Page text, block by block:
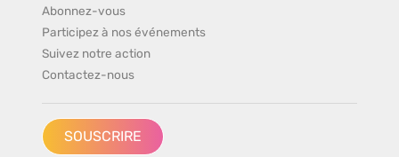
Abonnez-vous
Participez à nos événements
Suivez notre action
Contactez-nous
SOUSCRIRE